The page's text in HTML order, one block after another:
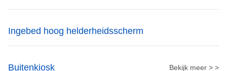
helderheid
Ingebed hoog helderheidsscherm
Buitenkiosk Bekijk meer > >